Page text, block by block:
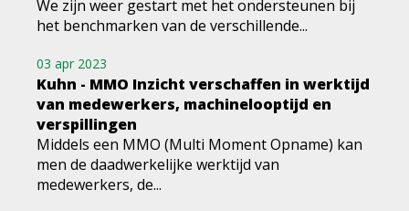
We zijn weer gestart met het ondersteunen bij
het benchmarken van de verschillende...
03 apr 2023
Kuhn - MMO Inzicht verschaffen in werktijd
van medewerkers, machinelooptijd en
verspillingen
Middels een MMO (Multi Moment Opname) kan
men de daadwerkelijke werktijd van
medewerkers, de...